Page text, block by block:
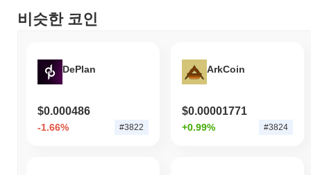
비슷한 코인
DePlan
$0.000486
-1.66% #3822
ArkCoin
$0.00001771
+0.99% #3824